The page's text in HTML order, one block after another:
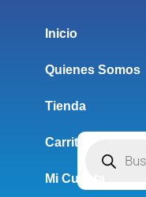
Inicio
Quienes Somos
Tienda
Carrito
Mi Cuenta